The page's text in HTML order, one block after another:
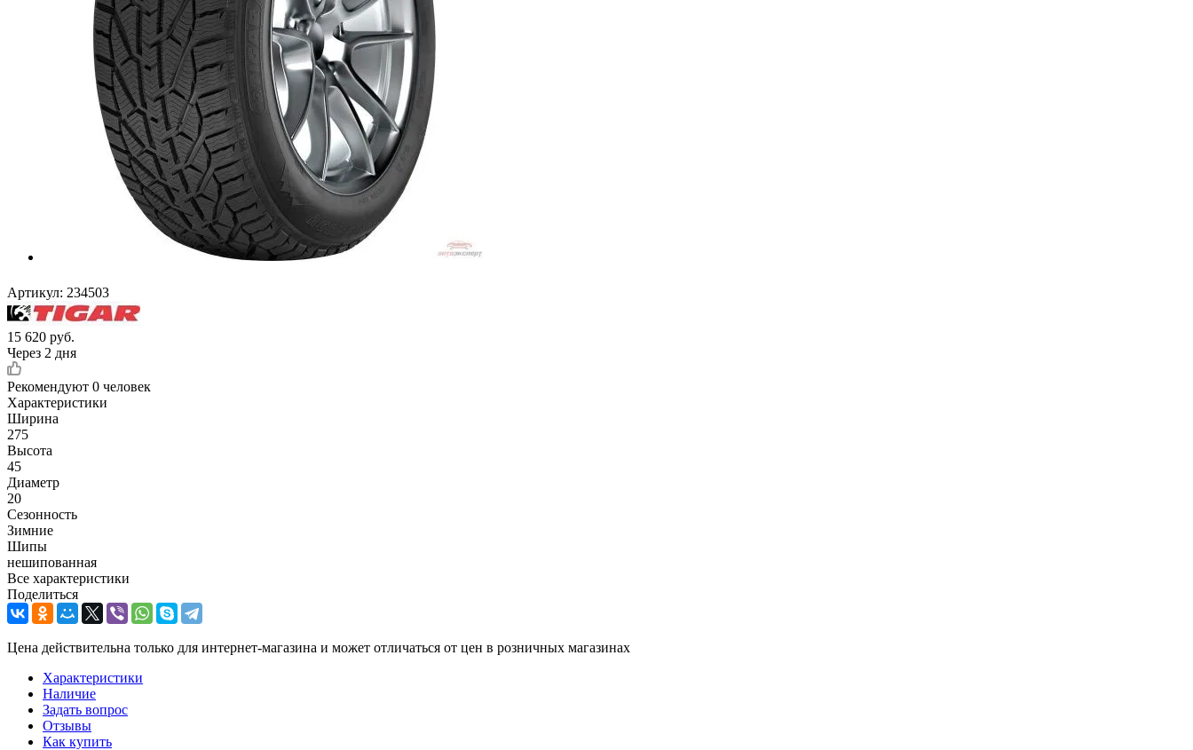
Артикул: 234503
15 620 руб.
Через 2 дня
Рекомендуют 0 человек
Характеристики
Ширина
275
Высота
45
Диаметр
20
Сезонность
Зимние
Шипы
нешипованная
Все характеристики
Поделиться
Цена действительна только для интернет-магазина и может отличаться от цен в розничных магазинах
Характеристики
Наличие
Задать вопрос
Отзывы
Как купить